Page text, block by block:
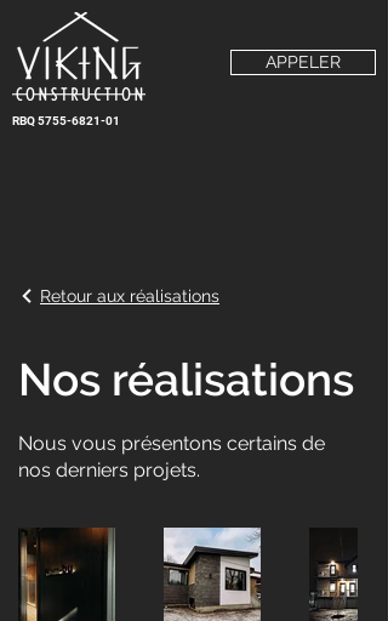
RBQ5755-6821-01
APPELER
Retour aux réalisations
Nos réalisations
Nous vous présentons certains de
nos derniers projets.